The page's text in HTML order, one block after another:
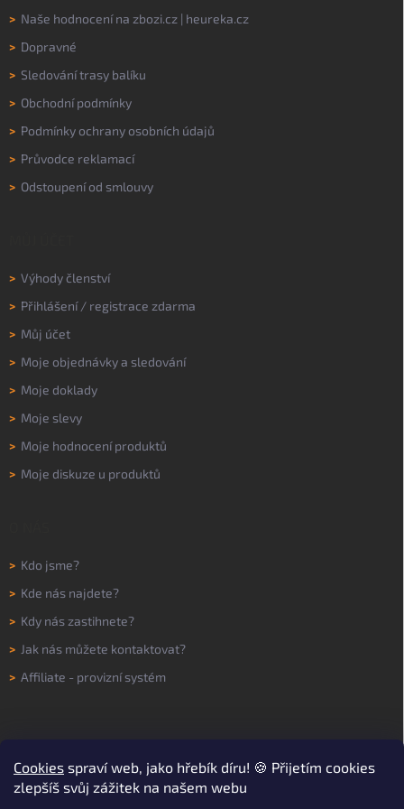
Cookies spraví web, jako hřebík díru! 🍪 Přijetím cookies
zlepšíš svůj zážitek na našem webu
> Naše hodnocení na zbozi.cz | heureka.cz
> Dopravné
> Sledování trasy balíku
> Obchodní podmínky
> Podmínky ochrany osobních údajů
> Průvodce reklamací
> Odstoupení od smlouvy
> Výhody členství
> Přihlášení/ registrace zdarma
> Můj účet
> Moje objednávky a sledování
> Moje doklady
> Moje slevy
> Moje hodnocení produktů
> Moje diskuze u produktů
> Kdo jsme?
> Kde nás najdete?
> Kdy nás zastihnete?
> Jak nás můžete kontaktovat?
> Affiliate - provizní systém